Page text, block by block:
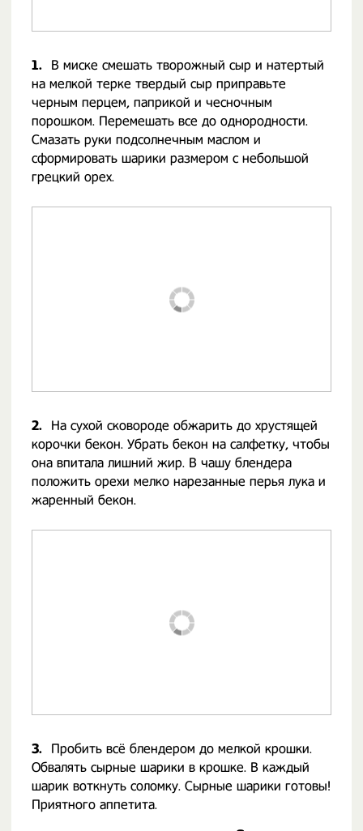
1.
В миске смешать творожный сыр и натертый
на мелкой терке твердый сыр приправьте
черным перцем, паприкой и чесночным
порошком. Перемешать все до однородности.
Смазать руки подсолнечным маслом и
сформировать шарики размером с небольшой
грецкий орех.
2.
На сухой сковороде обжарить до хрустящей
корочки бекон. Убрать бекон на салфетку, чтобы
она впитала лишний жир. В чашу блендера
положить орехи мелко нарезанные перья лука и
жаренный бекон.
3.
Пробить всё блендером до мелкой крошки.
Обвалять сырные шарики в крошке. В каждый
шарик воткнуть соломку. Сырные шарики готовы!
Приятного аппетита.